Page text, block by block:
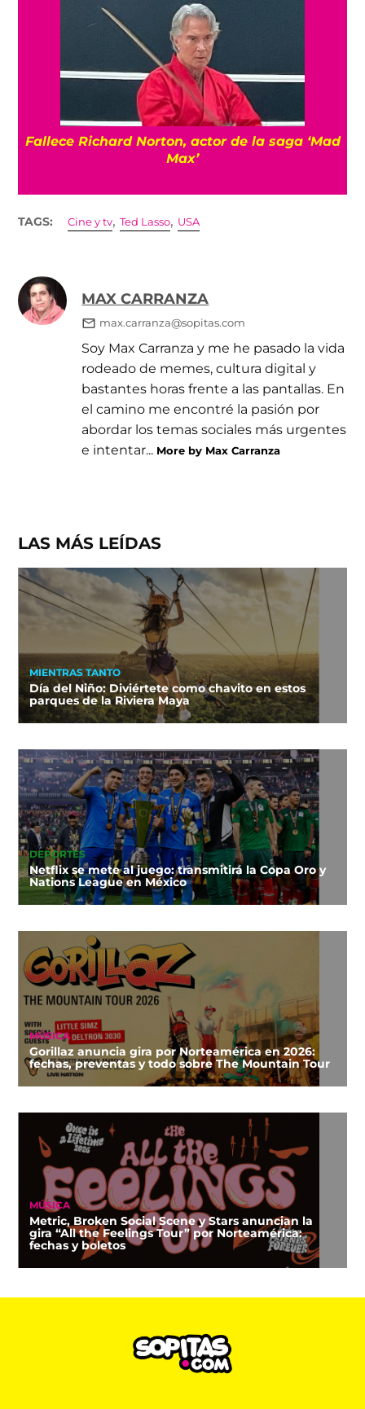
Fallece Richard Norton, actor de la saga ‘Mad
Max’
TAGS: Cine y tv,Ted Lasso, USA
MAX CARRANZA
max.carranza@sopitas.com
Soy Max Carranza y me he pasado la vida
rodeado de memes, cultura digital y
bastantes horas frente a las pantallas. En
el camino me encontré la pasión por
abordar los temas sociales más urgentes
e intentar... More by Max Carranza
LAS MÁS LEÍDAS
MIENTRAS TANTO
Día del Niño: Diviértete como chavito en estos
parques de la Riviera Maya
DEPORTES
Netflix se mete al juego: transmitirá la Copa Oro y
Nations League en México
MÚSICA
Gorillaz anuncia gira por Norteamérica en 2026:
fechas, preventas y todo sobre The Mountain Tour
MÚSICA
Metric, Broken Social Scene y Stars anuncian la
gira “All the Feelings Tour” por Norteamérica:
fechas y boletos